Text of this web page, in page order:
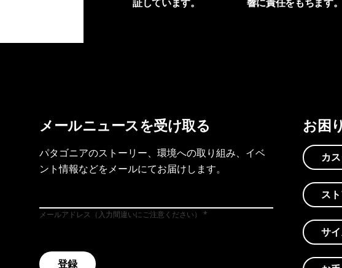
メールニュースを受け取る
パタゴニアのストーリー、環境への取り組み、イベ
ント情報などをメールにてお届けします。
メールアドレス（入力間違いにご注意ください）
登録
お困
カ
ス
サ